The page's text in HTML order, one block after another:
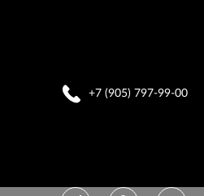
+7 (905) 797-99-00